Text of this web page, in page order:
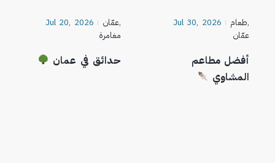
Jul 30, 2026 طعام,
عمّان
أفضل مطاعم
المشاوي
Jul 20, 2026 عمّان,
مغامرة
حدائق في عمان